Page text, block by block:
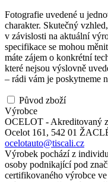
Fotografie uvedené u
charakter. Skutečný
v závislosti na aktuální
specifikace se mohou
máte zájem o konkrétní
které nejsou výslovně
– rádi vám je poskytneme
Původ zboží
Výrobce
OCELOT - Akreditovaný
Ocelot 161, 542 01
ocelotauto@tiscali.cz
Výrobek pochází z
osoby podnikající pod
certifikovaného výrobce